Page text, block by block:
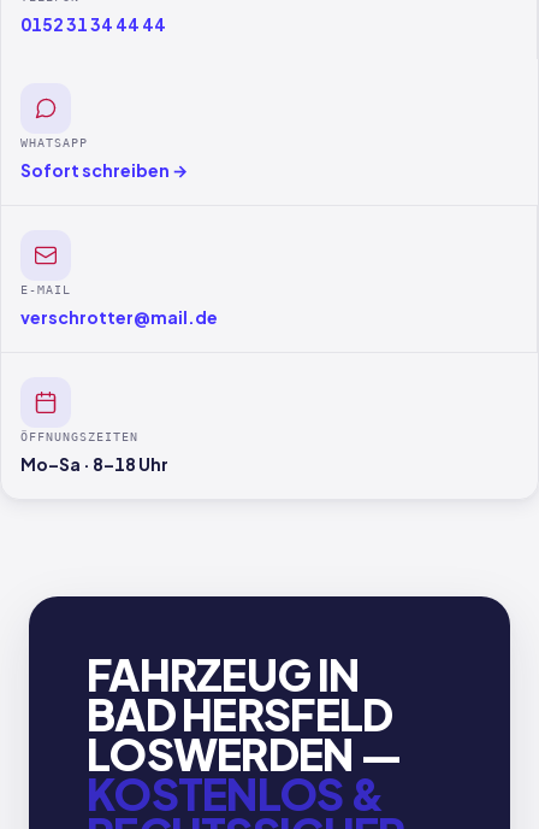
0152 31 34 44 44
WHATSAPP
Sofort schreiben →
E-MAIL
verschrotter@mail.de
ÖFFNUNGSZEITEN
Mo–Sa · 8–18 Uhr
FAHRZEUG IN
BAD HERSFELD
LOSWERDEN —
KOSTENLOS &